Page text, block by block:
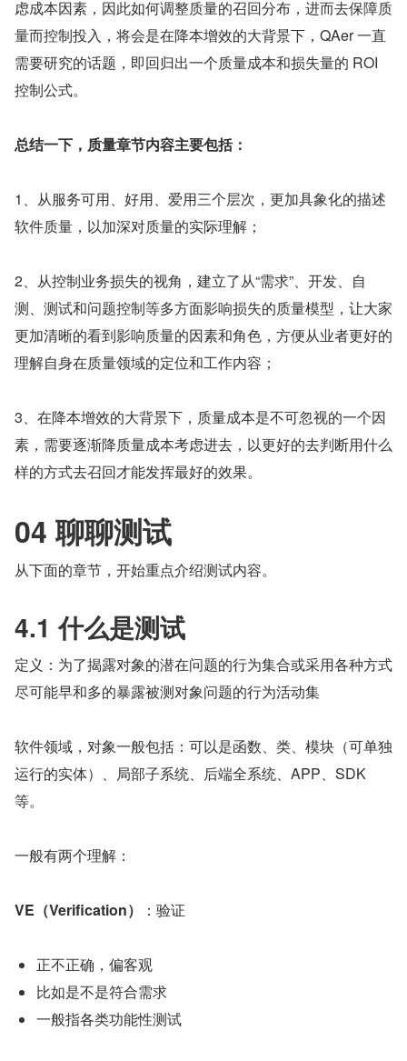
虑成本因素，因此如何调整质量的召回分布，进而去保障质
量而控制投入，将会是在降本增效的大背景下，QAer 一直
需要研究的话题，即回归出一个质量成本和损失量的 ROI
控制公式。
总结一下，质量章节内容主要包括：
1、从服务可用、好用、爱用三个层次，更加具象化的描述
软件质量，以加深对质量的实际理解；
2、从控制业务损失的视角，建立了从“需求”、开发、自
测、测试和问题控制等多方面影响损失的质量模型，让大家
更加清晰的看到影响质量的因素和角色，方便从业者更好的
理解自身在质量领域的定位和工作内容；
3、在降本增效的大背景下，质量成本是不可忽视的一个因
素，需要逐渐降质量成本考虑进去，以更好的去判断用什么
样的方式去召回才能发挥最好的效果。
04 聊聊测试
从下面的章节，开始重点介绍测试内容。
4.1 什么是测试
定义：为了揭露对象的潜在问题的行为集合或采用各种方式
尽可能早和多的暴露被测对象问题的行为活动集
软件领域，对象一般包括：可以是函数、类、模块（可单独
运行的实体）、局部子系统、后端全系统、APP、SDK
等。
一般有两个理解：
VE（Verification） ：验证
正不正确，偏客观
比如是不是符合需求
一般指各类功能性测试